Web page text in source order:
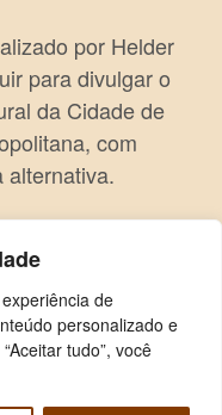
de
personalizado e
tudo”, você
por Helder
para divulgar o
da Cidade de
com
alternativa.